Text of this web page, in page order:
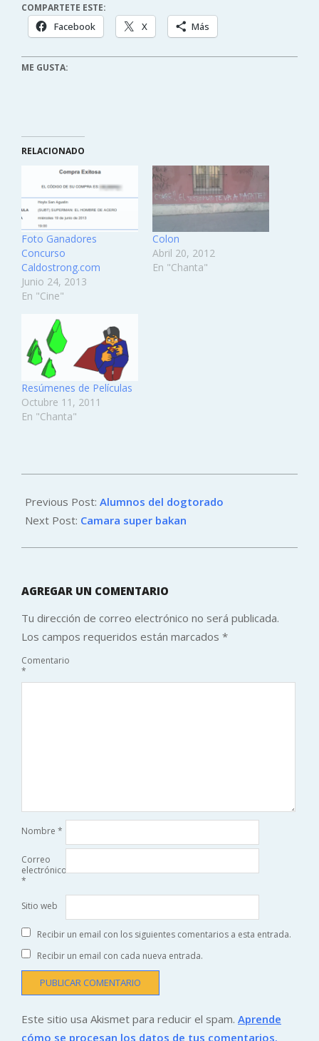
COMPARTETE ESTE:
Facebook X Más
ME GUSTA:
RELACIONADO
Foto Ganadores
Concurso
Caldostrong.com
Junio 24, 2013
En "Cine"
Colon
Abril 20, 2012
En "Chanta"
Resúmenes de Películas
Octubre 11, 2011
En "Chanta"
08-
09
Previous Post: Alumnos del dogtorado
Next Post: Camara super bakan
AGREGAR UN COMENTARIO
Tu dirección de correo electrónico no será publicada.
Los campos requeridos están marcados *
Comentario
*
Nombre *
Correo
electrónico
*
Sitio web
Recibir un email con los siguientes comentarios a esta entrada.
Recibir un email con cada nueva entrada.
Este sitio usa Akismet para reducir el spam. Aprende
cómo se procesan los datos de tus comentarios.